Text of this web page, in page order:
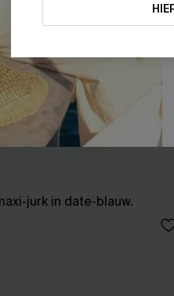
jurk in date-blauw.